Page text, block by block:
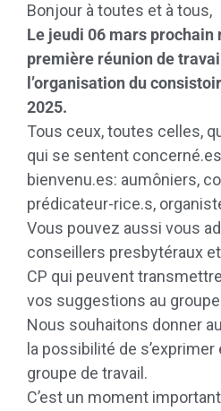
Bonjour à toutes et à tous,
Le jeudi 06 mars prochain
première réunion de
l’organisation du
2025.
Tous ceux, toutes celles,
qui se sentent
bienvenu.es: aumôniers,
prédicateur-rice.s,
Vous pouvez aussi vous
conseillers presbytéraux
CP qui peuvent
vos suggestions au
Nous souhaitons donner
la possibilité de
groupe de travail.
C’est un moment